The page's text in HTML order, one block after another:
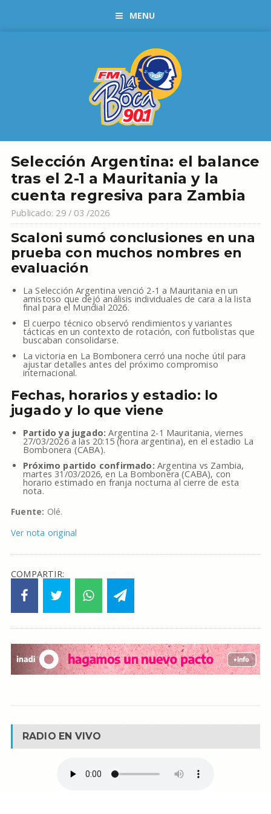
MENU
Selección Argentina: el balance
tras el 2-1 a Mauritania y la
cuenta regresiva para Zambia
Publicado: 29 / 03 /2026
Scaloni sumó conclusiones en una
prueba con muchos nombres en
evaluación
La Selección Argentina venció 2-1 a Mauritania en un
amistoso que dejó análisis individuales de cara a la lista
final para el Mundial 2026.
El cuerpo técnico observó rendimientos y variantes
tácticas en un contexto de rotación, con futbolistas que
buscaban consolidarse.
La victoria en La Bombonera cerró una noche útil para
ajustar detalles antes del próximo compromiso
internacional.
Fechas, horarios y estadio: lo
jugado y lo que viene
Partido ya jugado: Argentina 2-1 Mauritania, viernes
27/03/2026 a las 20:15 (hora argentina), en el estadio La
Bombonera (CABA).
Próximo partido confirmado: Argentina vs Zambia,
martes 31/03/2026, en La Bombonera (CABA), con
horario estimado en franja nocturna al cierre de esta
nota.
Fuente: Olé.
Ver nota original
COMPARTIR:
RADIO EN VIVO